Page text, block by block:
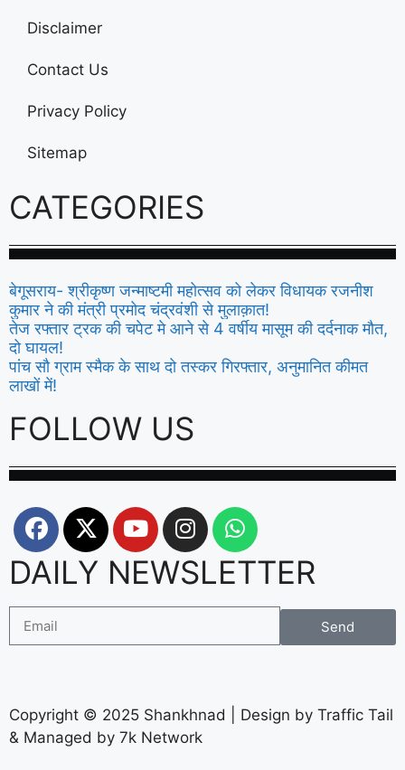
Disclaimer
Contact Us
Privacy Policy
Sitemap
CATEGORIES
बेगूसराय- श्रीकृष्ण जन्माष्टमी महोत्सव को लेकर विधायक रजनीश
कुमार ने की मंत्री प्रमोद चंद्रवंशी से मुलाक़ात!
तेज रफ्तार ट्रक की चपेट मे आने से 4 वर्षीय मासूम की दर्दनाक मौत,
दो घायल!
पांच सौ ग्राम स्मैक के साथ दो तस्कर गिरफ्तार, अनुमानित कीमत
लाखों में!
FOLLOW US
DAILY NEWSLETTER
Send
Copyright © 2025 Shankhnad | Design by Traffic Tail
& Managed by 7k Network